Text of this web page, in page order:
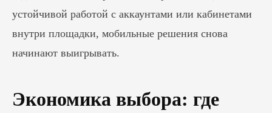
устойчивой работой с аккаунтами или кабинетами
внутри площадки, мобильные решения снова
начинают выигрывать.
Экономика выбора: где